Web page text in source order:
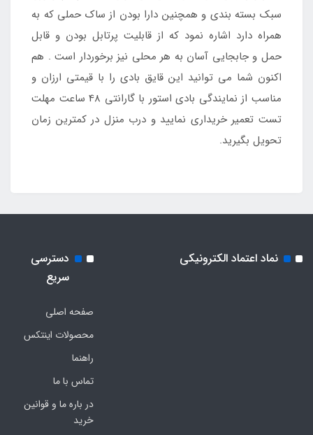
سبک بسته بندی و همچنین دارا بودن از ساک حملی که به
همراه دارد اشاره نمود که از قابلیت پرتابل بودن و قابل
حمل و جابجایی آسان به هر محلی نیز برخوردار است . هم
اکنون شما می توانید این قایق بادی را با قیمتی ارزان و
مناسب از نمایندگی بادی استور با گارانتی 48 ساعت مهلت
تست تعمیر خریداری نمایید و درب منزل در کمترین زمان
تحویل بگیرید.
نماد اعتماد الکترونیکی
دسترسی
سریع
صفحه اصلی
محصولات اینتکس
راهنما
تماس با ما
در باره ما و قوانین
خرید